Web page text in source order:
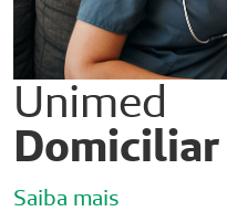
Unimed
Domiciliar
Saiba mais